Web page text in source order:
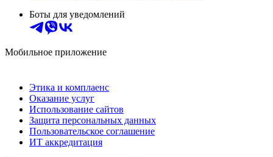
Боты для уведомлений
Мобильное приложение
Этика и комплаенс
Оказание услуг
Использование сайтов
Защита персональных данных
Пользовательское соглашение
ИТ аккредитация